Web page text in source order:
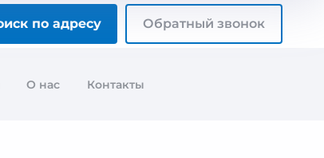
по адресу Обратный звонок
О нас Контакты